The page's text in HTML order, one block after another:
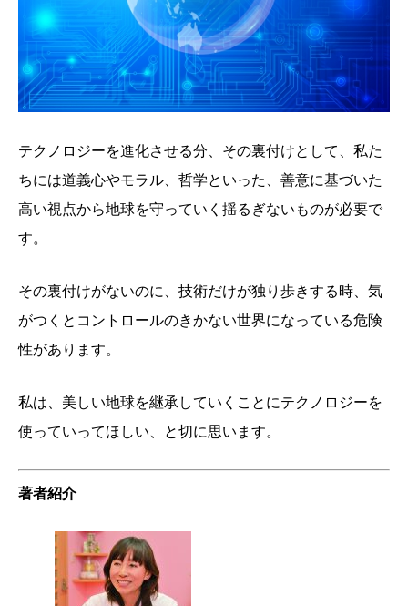
テクノロジーを進化させる分、その裏付けとして、私た
ちには道義心やモラル、哲学といった、善意に基づいた
高い視点から地球を守っていく揺るぎないものが必要で
す。
その裏付けがないのに、技術だけが独り歩きする時、気
がつくとコントロールのきかない世界になっている危険
性があります。
私は、美しい地球を継承していくことにテクノロジーを
使っていってほしい、と切に思います。
著者紹介